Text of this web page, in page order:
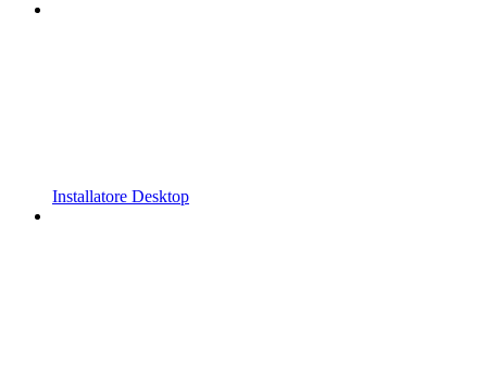
Installatore Desktop